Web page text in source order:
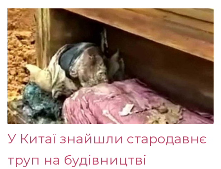
У Китаї знайшли стародавнє
труп на будівництві